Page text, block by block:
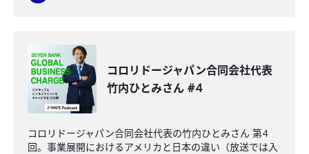
コロリドージャパン合同会社代表
竹内ひとみさん #4
コロリドージャパン合同会社代表の竹内ひとみさん 第4
回。事業展開におけるアメリカと日本の違い（放送では入